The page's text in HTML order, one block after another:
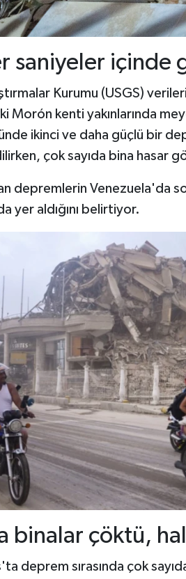
saniyeler içinde
Kurumu (USGS)
Morón kenti yakınlarında
ikinci ve daha güçlü bir
çok sayıda bina hasar
depremlerin Venezuela'da
yer aldığını belirtiyor.
binalar çöktü,
deprem sırasında çok